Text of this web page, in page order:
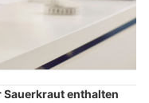
Sauerkraut enthalten